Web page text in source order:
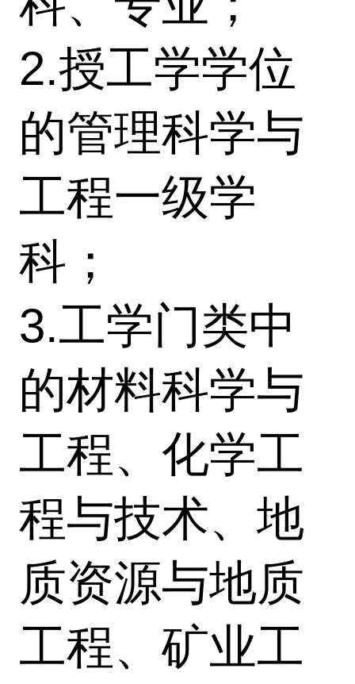
2.授工学学位
的管理科学与
工程一级学
科；
3.工学门类中
的材料科学与
工程、化学工
程与技术、地
质资源与地质
工程、矿业工